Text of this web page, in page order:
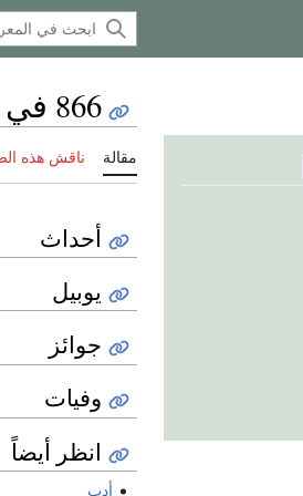
866 في الأدب
مقالة ناقش هذه
أحداث
يوبيل
جوائز
وفيات
انظر أيضاً
أدب